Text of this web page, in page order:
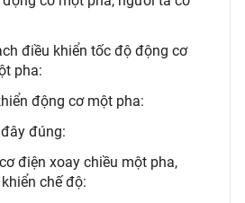
điều khiển tốc độ động cơ
pha:
động cơ một pha:
đúng:
điện xoay chiều một pha,
chế độ: